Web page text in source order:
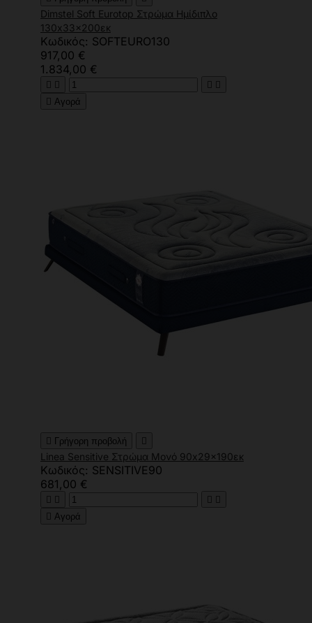
Dimstel Soft Eurotop Στρώμα Ημίδιπλο
130x33x200εκ
Κωδικός: SOFTEURO130
917,00 €
1.834,00 €
   
 Αγορά
 Γρήγορη προβολή 
Linea Sensitive Στρώμα Μονό 90x29x190εκ
Κωδικός: SENSITIVE90
681,00 €
   
 Αγορά